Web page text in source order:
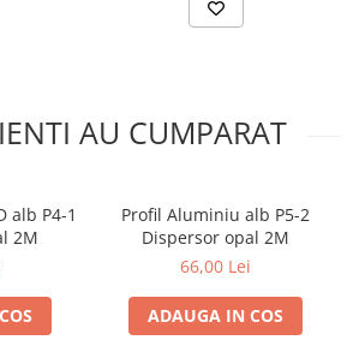
AU CUMPARAT
alb P4-1
2M
Profil Aluminiu alb P5-2
Dispersor opal 2M
66,00 Lei
ADAUGA IN COS